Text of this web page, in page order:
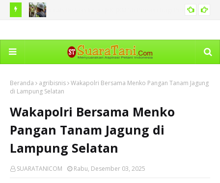
Pembangunan Turap dan Rehabilitasi Sekolah
Beranda agribisnis Wakapolri Bersama Menko Pangan Tanam Jagung
di Lampung Selatan
Wakapolri Bersama Menko
Pangan Tanam Jagung di
Lampung Selatan
SUARATANICOM Rabu, Desember 03, 2025